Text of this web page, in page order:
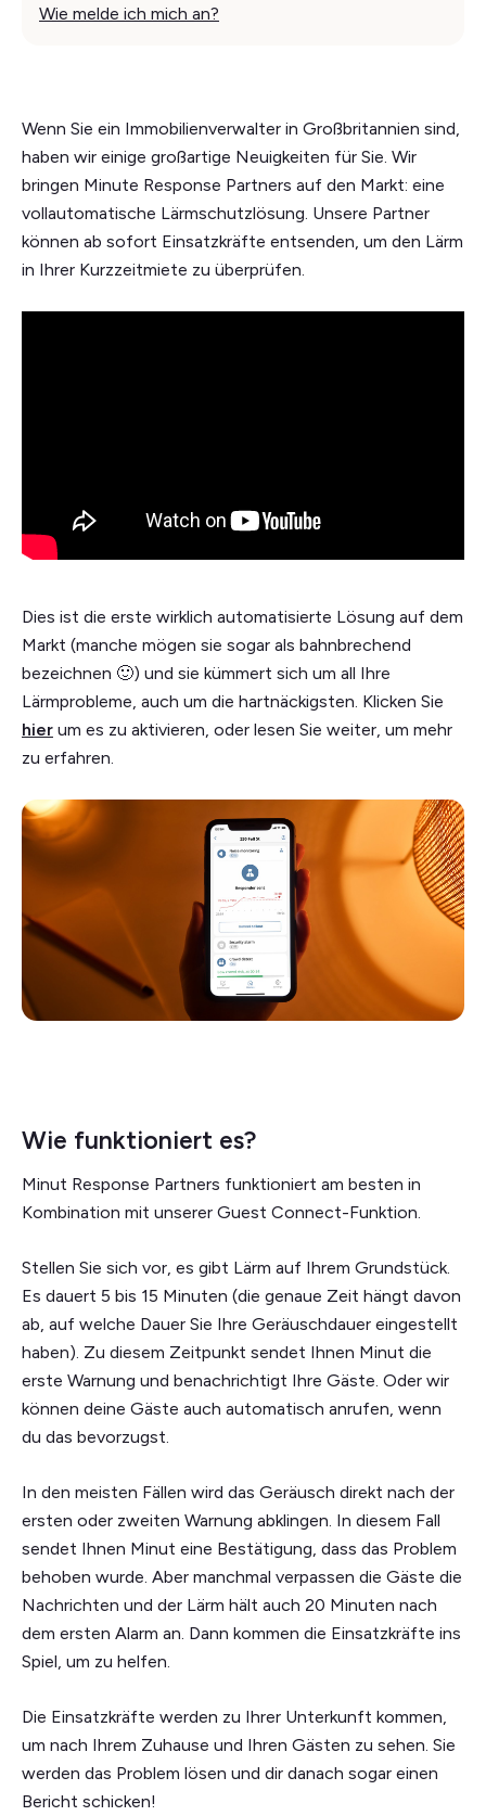
Wie melde ich mich an?
Wenn Sie ein Immobilienverwalter in Großbritannien sind,
haben wir einige großartige Neuigkeiten für Sie. Wir
bringen Minute Response Partners auf den Markt: eine
vollautomatische Lärmschutzlösung. Unsere Partner
können ab sofort Einsatzkräfte entsenden, um den Lärm
in Ihrer Kurzzeitmiete zu überprüfen.
Dies ist die erste wirklich automatisierte Lösung auf dem
Markt (manche mögen sie sogar als bahnbrechend
bezeichnen 🙂) und sie kümmert sich um all Ihre
Lärmprobleme, auch um die hartnäckigsten. Klicken Sie
hier um es zu aktivieren, oder lesen Sie weiter, um mehr
zu erfahren.
Wie funktioniert es?
Minut Response Partners funktioniert am besten in
Kombination mit unserer Guest Connect-Funktion.
Stellen Sie sich vor, es gibt Lärm auf Ihrem Grundstück.
Es dauert 5 bis 15 Minuten (die genaue Zeit hängt davon
ab, auf welche Dauer Sie Ihre Geräuschdauer eingestellt
haben). Zu diesem Zeitpunkt sendet Ihnen Minut die
erste Warnung und benachrichtigt Ihre Gäste. Oder wir
können deine Gäste auch automatisch anrufen, wenn
du das bevorzugst.
In den meisten Fällen wird das Geräusch direkt nach der
ersten oder zweiten Warnung abklingen. In diesem Fall
sendet Ihnen Minut eine Bestätigung, dass das Problem
behoben wurde. Aber manchmal verpassen die Gäste die
Nachrichten und der Lärm hält auch 20 Minuten nach
dem ersten Alarm an. Dann kommen die Einsatzkräfte ins
Spiel, um zu helfen.
Die Einsatzkräfte werden zu Ihrer Unterkunft kommen,
um nach Ihrem Zuhause und Ihren Gästen zu sehen. Sie
werden das Problem lösen und dir danach sogar einen
Bericht schicken!